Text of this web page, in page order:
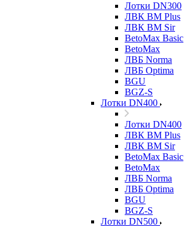
Лотки DN300
ЛВК ВМ Plus
ЛВК ВМ Sir
BetoMax Basic
BetoMax
ЛВБ Norma
ЛВБ Optima
BGU
BGZ-S
Лотки DN400
Лотки DN400
ЛВК ВМ Plus
ЛВК ВМ Sir
BetoMax Basic
BetoMax
ЛВБ Norma
ЛВБ Optima
BGU
BGZ-S
Лотки DN500